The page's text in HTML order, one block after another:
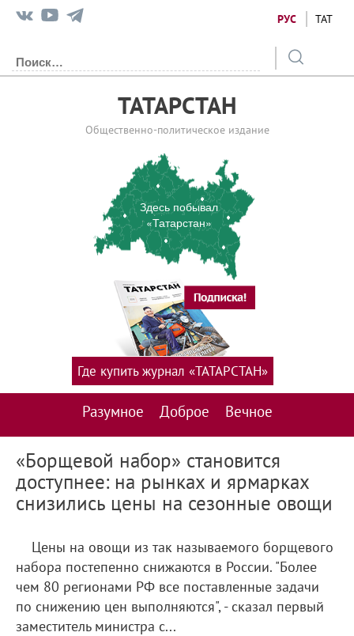
РУС ТАТ
ТАТАРСТАН
Общественно-политическое издание
Здесь побывал
«Татарстан»
Разумное Доброе Вечное
Где купить журнал «ТАТАРСТАН»
«Борщевой набор» становится
доступнее: на рынках и ярмарках
снизились цены на сезонные овощи
Цены на овощи из так называемого борщевого
набора постепенно снижаются в России. "Более
чем 80 регионами РФ все поставленные задачи
по снижению цен выполняются", - сказал первый
заместитель министра с...